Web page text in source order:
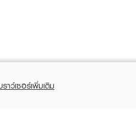
าว์เซอร์เพิ่มเติม